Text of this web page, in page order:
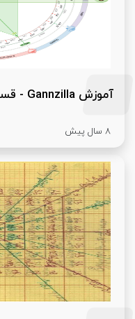
آموزش Gannzilla - قسمت 4
8 سال پیش